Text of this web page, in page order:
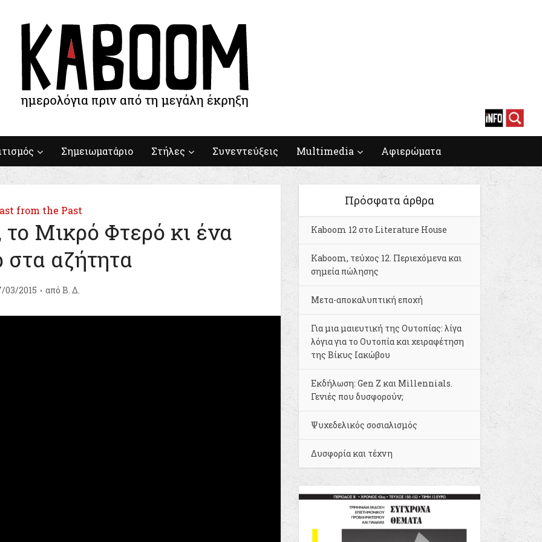
Σημειωματάριο Στήλες Συνεντεύξεις Multimedia Αφιερώματα
from the Past
Μικρό Φτερό κι ένα
αζήτητα
03/2015 από Β. Δ.
Πρόσφατα άρθρα
Kaboom 12 στο Literature House
Kaboom, τεύχος 12. Περιεχόμενα και
σημεία πώλησης
Μετα-αποκαλυπτική εποχή
Για μια μαιευτική της Ουτοπίας: λίγα
λόγια για το Ουτοπία και χειραφέτηση
της Βίκυς Ιακώβου
Εκδήλωση: Gen Z και Millennials.
Γενιές που δυσφορούν;
Ψυχεδελικός σοσιαλισμός
Δυσφορία και τέχνη